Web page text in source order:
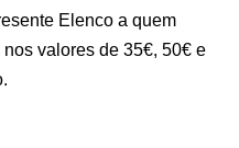
Elenco a quem
valores de 35€, 50€ e